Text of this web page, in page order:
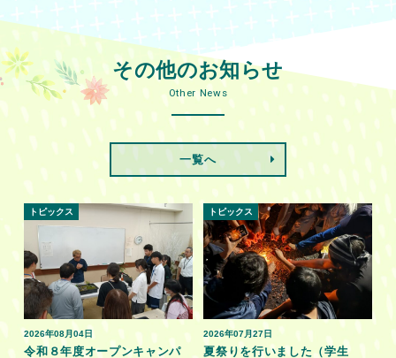
その他のお知らせ
Other News
一覧へ
2026年08月04日
トピックス
令和８年度オープンキャンパ
2026年07月27日
トピックス
夏祭りを行いました（学生